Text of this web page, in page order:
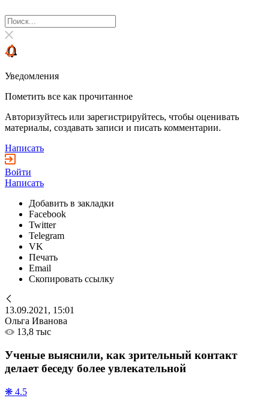
Уведомления
Пометить все как прочитанное
Авторизуйтесь или зарегистрируйтесь, чтобы оценивать
материалы, создавать записи и писать комментарии.
Написать
Войти
Написать
Добавить в закладки
Facebook
Twitter
Telegram
VK
Печать
Email
Скопировать ссылку
13.09.2021, 15:01
Ольга Иванова
13,8 тыс
Ученые выяснили, как зрительный контакт
делает беседу более увлекательной
❋ 4.5